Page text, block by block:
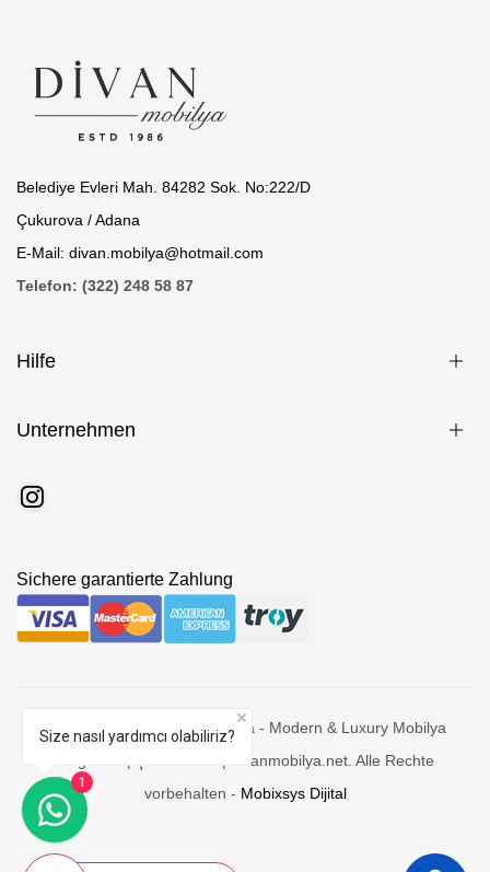
Belediye Evleri Mah. 84282 Sok. No:222/D
Çukurova / Adana
E-Mail: divan.mobilya@hotmail.com
Telefon: (322) 248 58 87
Hilfe
Unternehmen
Sichere garantierte Zahlung
© 2026 Divan Mobilya - Adana - Modern & Luxury Mobilya
Mağazasi | Şık Tasarım | divanmobilya.net. Alle Rechte
vorbehalten - Mobixsys Dijital
Size nasıl yardımcı olabiliriz?
1